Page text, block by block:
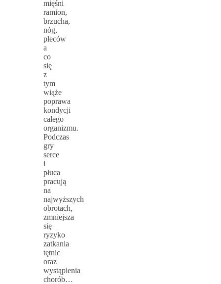
mięśni
ramion,
brzucha,
nóg,
pleców
a
co
się
z
tym
wiąże
poprawa
kondycji
całego
organizmu.
Podczas
gry
serce
i
płuca
pracują
na
najwyższych
obrotach,
zmniejsza
się
ryzyko
zatkania
tętnic
oraz
wystąpienia
chorób…